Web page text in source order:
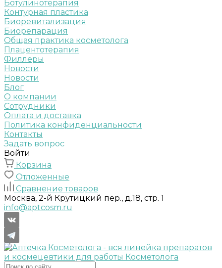
Ботулинотерапия
Контурная пластика
Биоревитализация
Биорепарация
Общая практика косметолога
Плацентотерапия
Филлеры
Новости
Новости
Блог
О компании
Сотрудники
Оплата и доставка
Политика конфиденциальности
Контакты
Задать вопрос
Войти
Корзина
Отложенные
Сравнение товаров
Москва, 2-й Крутицкий пер., д.18, стр. 1
info@aptcosm.ru